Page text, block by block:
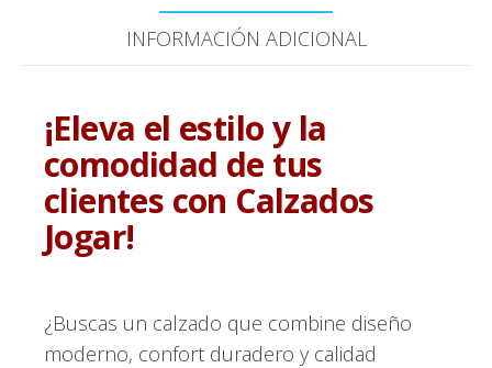
INFORMACIÓN ADICIONAL
¡Eleva el estilo y la
comodidad de tus
clientes con Calzados
Jogar!
¿Buscas un calzado que combine diseño
moderno, confort duradero y calidad